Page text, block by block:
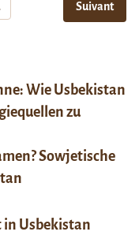
Suivant
Wie Usbekistan
zu
Sowjetische
Usbekistan